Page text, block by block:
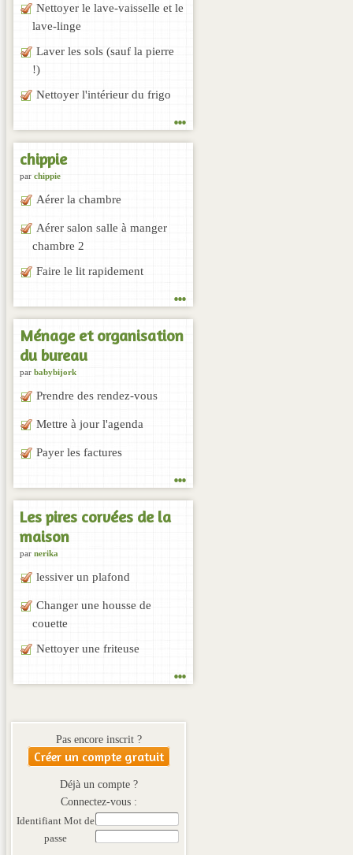
Nettoyer le lave-vaisselle et le
lave-linge
Laver les sols (sauf la pierre
!)
Nettoyer l'intérieur du frigo
...
chippie
par chippie
Aérer la chambre
Aérer salon salle à manger
chambre 2
Faire le lit rapidement
...
Ménage et organisation
du bureau
par babybijork
Prendre des rendez-vous
Mettre à jour l'agenda
Payer les factures
...
Les pires corvées de la
maison
par nerika
lessiver un plafond
Changer une housse de
couette
Nettoyer une friteuse
...
Pas encore inscrit ?
Créer un compte gratuit
Déjà un compte ?
Connectez-vous :
Identifiant Mot de
passe